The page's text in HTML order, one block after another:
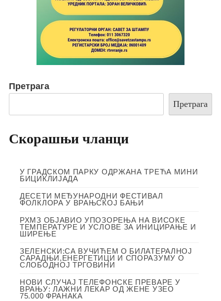
Претрага
Претрага
Скорашњи чланци
У ГРАДСКОМ ПАРКУ ОДРЖАНА ТРЕЋА МИНИ
БИЦИКЛИЈАДА
ДЕСЕТИ МЕЂУНАРОДНИ ФЕСТИВАЛ
ФОЛКЛОРА У ВРАЊСКОЈ БАЊИ
РХМЗ ОБЈАВИО УПОЗОРЕЊА НА ВИСОКЕ
ТЕМПЕРАТУРЕ И УСЛОВЕ ЗА ИНИЦИРАЊЕ И
ШИРЕЊЕ
ЗЕЛЕНСКИ:СА ВУЧИЋЕМ О БИЛАТЕРАЛНОЈ
САРАДЊИ,ЕНЕРГЕТИЦИ И СПОРАЗУМУ О
СЛОБОДНОЈ ТРГОВИНИ
НОВИ СЛУЧАЈ ТЕЛЕФОНСКЕ ПРЕВАРЕ У
ВРАЊУ: ЛАЖНИ ЛЕКАР ОД ЖЕНЕ УЗЕО
75.000 ФРАНАКА